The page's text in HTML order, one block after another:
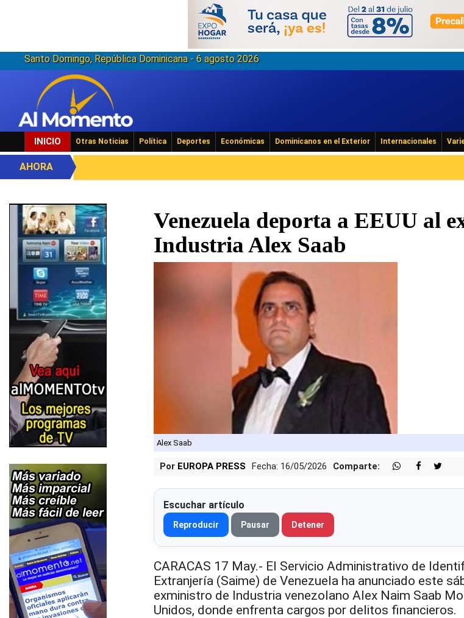
Santo Domingo, República Dominicana - 6 agosto 2026
INICIO Otras Noticias Política Deportes Económicas Dominicanos en el Exterior Internacionales
AHORA
Venezuela deporta a EEUU al
Industria Alex Saab
Alex Saab
Por EUROPA PRESS Fecha: 16/05/2026 Comparte:
Escuchar artículo
Reproducir Pausar Detener
CARACAS 17 May.- El Servicio Administrativo de
Extranjería (Saime) de Venezuela ha anunciado este
exministro de Industria venezolano Alex Naim Saab
Unidos, donde enfrenta cargos por delitos financieros.